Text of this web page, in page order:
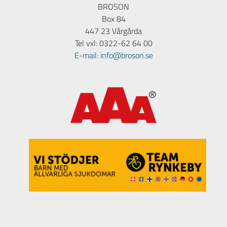
BROSON
Box 84
447 23 Vårgårda
Tel vxl: 0322-62 64 00
E-mail: info@broson.se